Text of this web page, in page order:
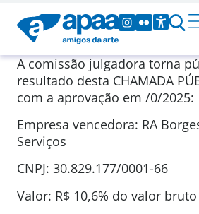
A comissão julgadora torna
resultado desta CHAMADA
com a aprovação em /0/2025:
Empresa vencedora: RA
Serviços
CNPJ: 30.829.177/0001-66
Valor: R$ 10,6% do valor